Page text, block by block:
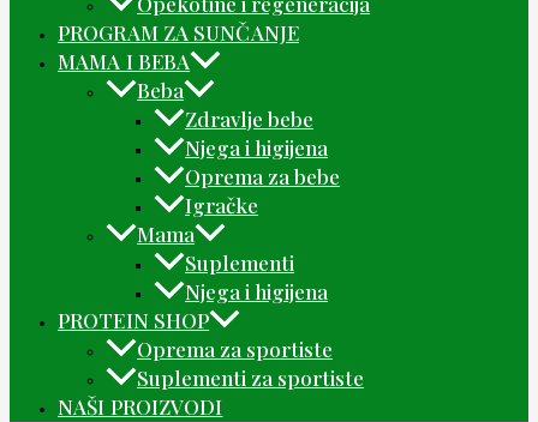
PROGRAM ZA SUNČANJE
MAMA I BEBA
Beba
Zdravlje bebe
Njega i higijena
Oprema za bebe
Igračke
Mama
Suplementi
Njega i higijena
PROTEIN SHOP
Oprema za sportiste
Suplementi za sportiste
NAŠI PROIZVODI